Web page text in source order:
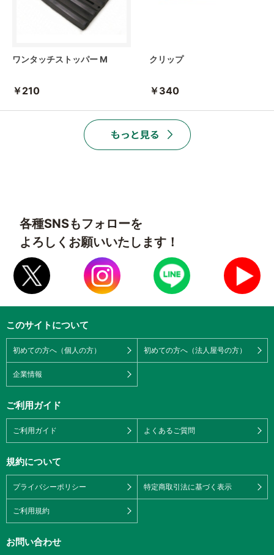
ワンタッチストッパー M
￥210
クリップ
￥340
各種SNSもフォローを
よろしくお願いいたします！
このサイトについて
初めての方へ（個人の方） 初めての方へ（法人屋号の方）
企業情報
ご利用ガイド
ご利用ガイド よくあるご質問
規約について
プライバシーポリシー 特定商取引法に基づく表示
ご利用規約
お問い合わせ